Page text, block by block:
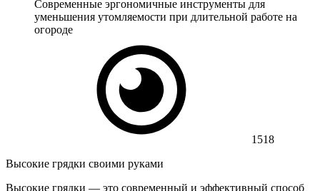
Современные эргономичные инструменты для
уменьшения утомляемости при длительной работе на
огороде
1518
Высокие грядки своими руками
Высокие грядки — это современный и эффективный способ